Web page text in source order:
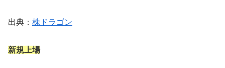
出典： 株ドラゴン
新規上場